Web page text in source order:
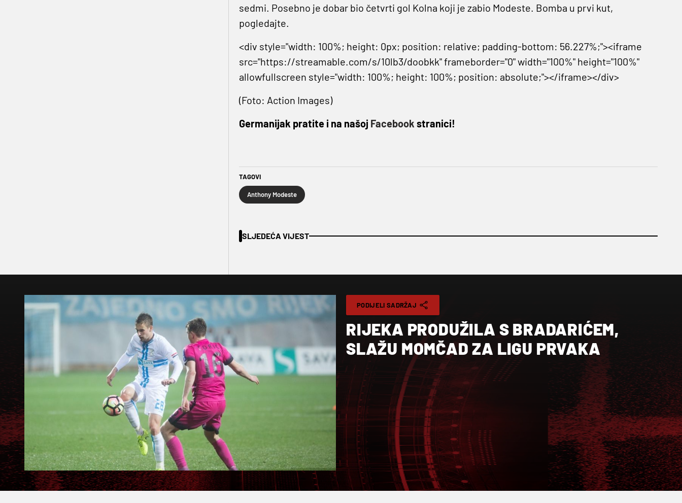
sedmi. Posebno je dobar bio četvrti gol Kolna koji je zabio Modeste. Bomba u prvi kut,
pogledajte.
<div style="width: 100%; height: 0px; position: relative; padding-bottom: 56.227%;"><iframe
src="https://streamable.com/s/10lb3/doobkk" frameborder="0" width="100%" height="100%"
allowfullscreen style="width: 100%; height: 100%; position: absolute;"></iframe></div>
(Foto: Action Images)
Germanijak pratite i na našoj Facebook stranici!
TAGOVI
Anthony Modeste
SLJEDEĆA VIJEST
PODIJELI SADRŽAJ
RIJEKA PRODUŽILA S BRADARIĆEM,
SLAŽU MOMČAD ZA LIGU PRVAKA